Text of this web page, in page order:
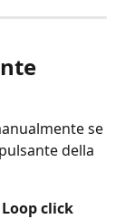
se
della
Loop click